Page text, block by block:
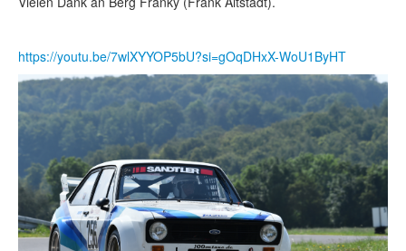
https://youtu.be/7wlXYYOP5bU?si=gOqDHxX-WoU1ByHT